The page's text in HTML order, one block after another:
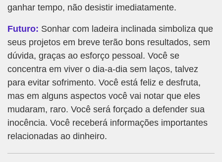
ganhar tempo, não desistir imediatamente.
Futuro: Sonhar com ladeira inclinada simboliza que
seus projetos em breve terão bons resultados, sem
dúvida, graças ao esforço pessoal. Você se
concentra em viver o dia-a-dia sem laços, talvez
para evitar sofrimento. Você está feliz e desfruta,
mas em alguns aspectos você vai notar que eles
mudaram, raro. Você será forçado a defender sua
inocência. Você receberá informações importantes
relacionadas ao dinheiro.